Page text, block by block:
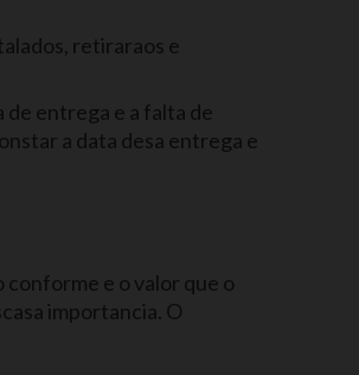
retiraraos e
entrega e a falta de
a data desa entrega e
e o valor que o
importancia. O